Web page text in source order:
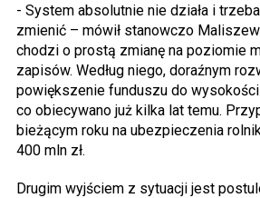
- System absolutnie nie działa i
zmienić – mówił stanowczo
chodzi o prostą zmianę na poziomie
zapisów. Według niego, doraźnym
powiększenie funduszu do
co obiecywano już kilka lat temu.
bieżącym roku na ubezpieczenia
400 mln zł.
Drugim wyjściem z sytuacji jest